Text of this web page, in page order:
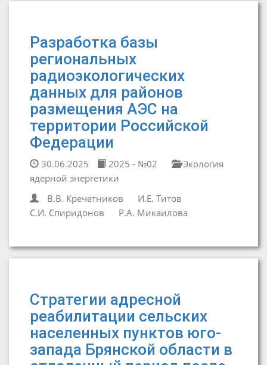
Разработка базы
региональных
радиоэкологических
данных для районов
размещения АЭС на
территории Российской
Федерации
30.06.2025 2025 - №02
Экология
ядерной энергетики
В.В. Кречетников
И.Е. Титов
С.И. Спиридонов
Р.А. Микаилова
Стратегии адресной
реабилитации сельских
населенных пунктов юго-
запада Брянской области в